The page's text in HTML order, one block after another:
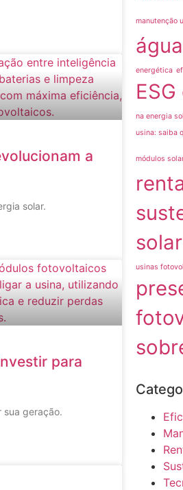
a
solar.
para
sua geração.
manutenção
energética
na energia
usina: saiba
módulos
usinas